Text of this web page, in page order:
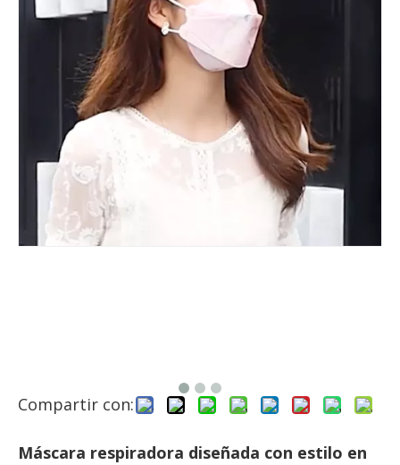
Compartir con:
Máscara respiradora diseñada con estilo en